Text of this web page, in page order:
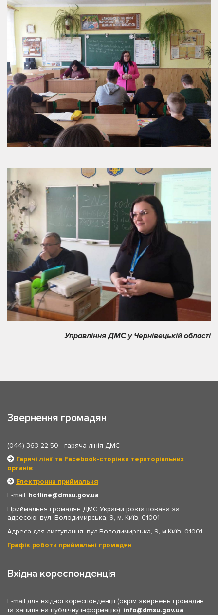
Управління ДМС у Чернівецькій області
Звернення громадян
(044) 363-22-50 - гаряча лінія ДМС
Гарячі лінії та Facebook-сторінки територіальних
органів
Електронна приймальня
E-mail: hotline
dmsu.gov.ua
Приймальня громадян ДМС України розташована за
адресою: вул. Володимирська, 9, м. Київ, 01001
Адреса для листування: вул.Володимирська, 9, м.Київ, 01001
Графік роботи приймальні громадян
Вхідна кореспонденція
E-mail для вхідної кореспонденції (окрім звернень громадян
та запитів на публічну інформацію): info dmsu.gov.ua